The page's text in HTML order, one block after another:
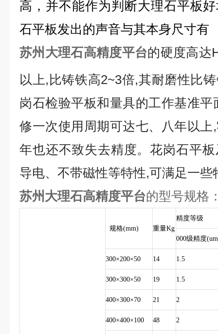
高，并不能作为判断大理石平板
石平板发出的声音与其本身尺寸
苏州大理石高精度平台的硬度高达
以上, 比铸铁高2~3倍,其耐磨性比
岗石检验平板和量具的工作基准
修一次使用周期可达七、八年以上,
年也还不致失去精度。花岗石平
导电、不带磁性等特性,可满足一些
苏州大理石高精度平台的型号规格
规格(mm) 重量Kg
精度等级
000级精度
300×200×50 14 1.5
300×300×50 19 1.5
400×300×70 21 2
400×400×100 48 2